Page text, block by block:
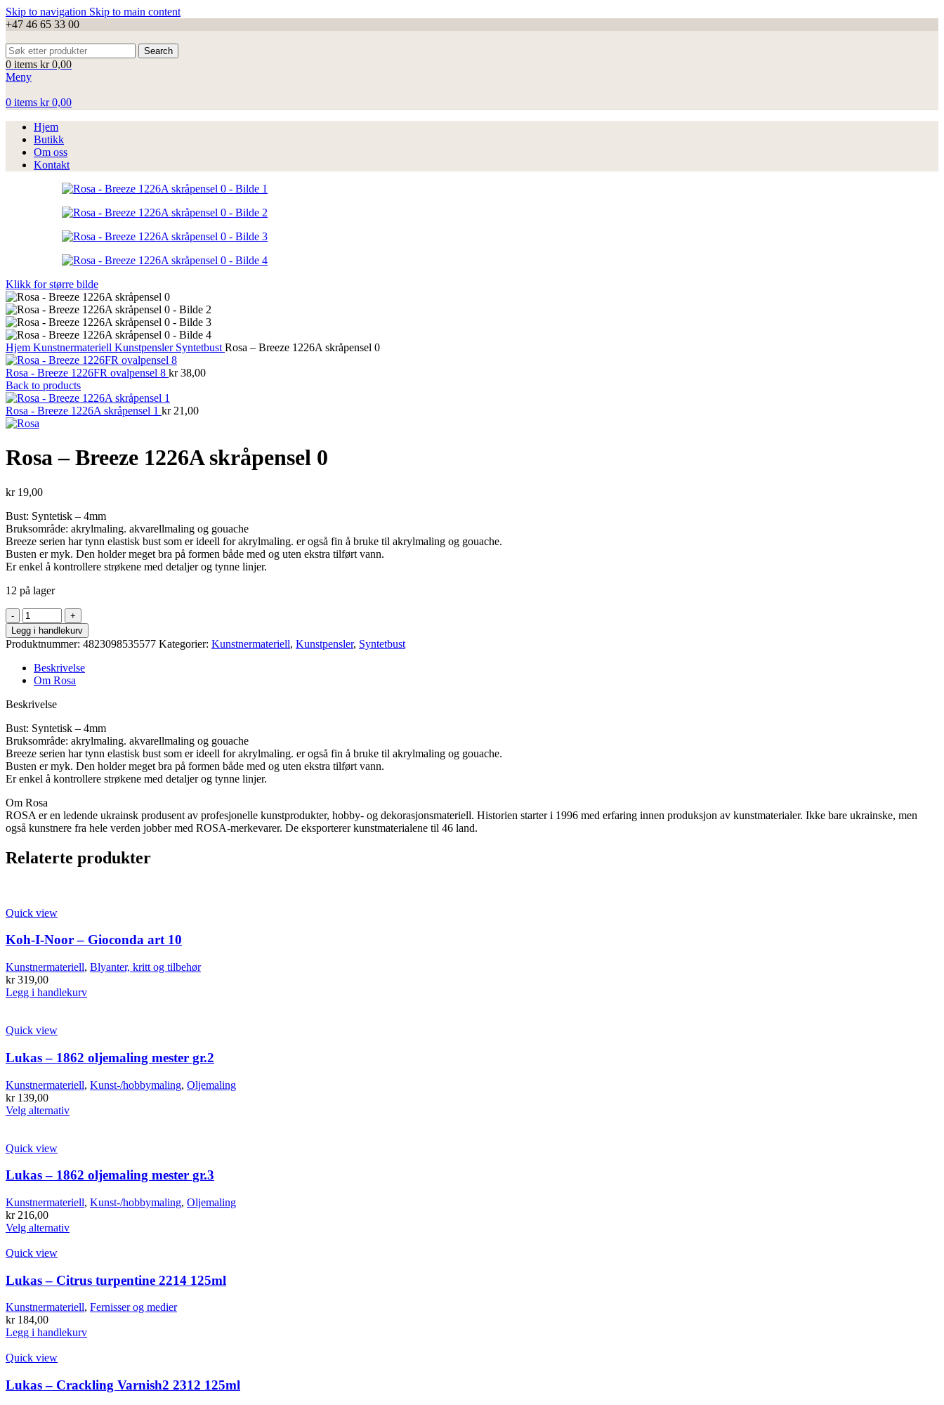
Skip to navigation Skip to main content
+47 46 65 33 00
Search
0 items kr0,00
Meny
0 items kr0,00
Hjem
Butikk
Om oss
Kontakt
Klikk for større bilde
Hjem Kunstnermateriell Kunstpensler Syntetbust Rosa – Breeze 1226A skråpensel 0
Rosa - Breeze 1226FR ovalpensel 8 kr38,00
Back to products
Rosa - Breeze 1226A skråpensel 1 kr21,00
Rosa – Breeze 1226A skråpensel 0
kr19,00
Bust: Syntetisk – 4mm
Bruksområde: akrylmaling. akvarellmaling og gouache
Breeze serien har tynn elastisk bust som er ideell for akrylmaling. er også fin å bruke til akrylmaling og gouache.
Busten er myk. Den holder meget bra på formen både med og uten ekstra tilført vann.
Er enkel å kontrollere strøkene med detaljer og tynne linjer.
12 på lager
Rosa
-
Breeze
1226A
skråpensel
0
antall
Legg i handlekurv
Produktnummer: 4823098535577 Kategorier: Kunstnermateriell, Kunstpensler, Syntetbust
Beskrivelse
Om Rosa
Beskrivelse
Bust: Syntetisk – 4mm
Bruksområde: akrylmaling. akvarellmaling og gouache
Breeze serien har tynn elastisk bust som er ideell for akrylmaling. er også fin å bruke til akrylmaling og gouache.
Busten er myk. Den holder meget bra på formen både med og uten ekstra tilført vann.
Er enkel å kontrollere strøkene med detaljer og tynne linjer.
Om Rosa
ROSA er en ledende ukrainsk produsent av profesjonelle kunstprodukter, hobby- og dekorasjonsmateriell. Historien starter i 1996 med erfaring innen produksjon av kunstmaterialer. Ikke bare ukrainske, men
også kunstnere fra hele verden jobber med ROSA-merkevarer. De eksporterer kunstmaterialene til 46 land.
Relaterte produkter
Quick view
Koh-I-Noor – Gioconda art 10
Kunstnermateriell, Blyanter, kritt og tilbehør
kr319,00
Legg i handlekurv
Quick view
Lukas – 1862 oljemaling mester gr.2
Kunstnermateriell, Kunst-/hobbymaling, Oljemaling
kr139,00
Velg alternativDette
Alternativene
velges
på
produktsiden
Quick view
Lukas – 1862 oljemaling mester gr.3
Kunstnermateriell, Kunst-/hobbymaling, Oljemaling
kr216,00
Velg alternativDette
varianter.
Alternativene
kan
velges
på
produktsiden
Quick view
Lukas – Citrus turpentine 2214 125ml
Kunstnermateriell, Fernisser og medier
kr184,00
Legg i handlekurv
Quick view
Lukas – Crackling Varnish2 2312 125ml